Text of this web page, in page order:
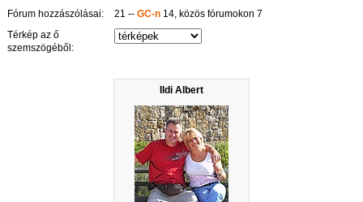
Ildi Albert
Fórum hozzászólásai:
21 --GC-n 14, közös fórumokon 7
Térkép az ő
szemszögéből: